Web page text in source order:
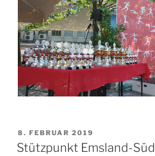
8. FEBRUAR 2019
Stützpunkt Emsland-Süd